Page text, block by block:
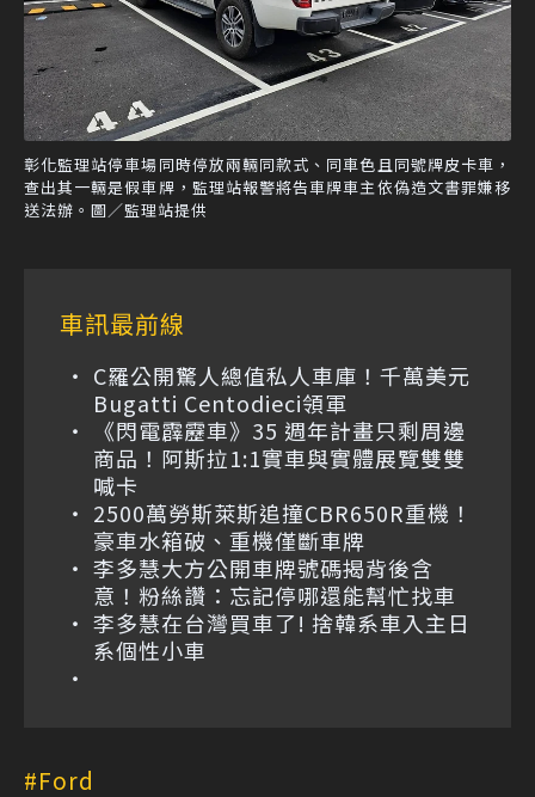
彰化監理站停車場同時停放兩輛同款式、同車色且同號牌皮卡車，
查出其一輛是假車牌，監理站報警將告車牌車主依偽造文書罪嫌移
送法辦。圖／監理站提供
車訊最前線
C羅公開驚人總值私人車庫！千萬美元
Bugatti Centodieci領軍
《閃電霹靂車》35 週年計畫只剩周邊
商品！阿斯拉1:1實車與實體展覽雙雙
喊卡
2500萬勞斯萊斯追撞CBR650R重機！
豪車水箱破、重機僅斷車牌
李多慧大方公開車牌號碼揭背後含
意！粉絲讚：忘記停哪還能幫忙找車
李多慧在台灣買車了! 捨韓系車入主日
系個性小車
Ford